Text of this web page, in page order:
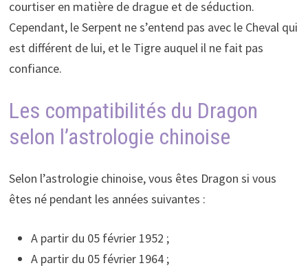
courtiser en matière de drague et de séduction.
Cependant, le Serpent ne s’entend pas avec le Cheval qui
est différent de lui, et le Tigre auquel il ne fait pas
confiance.
Les compatibilités du Dragon
selon l’astrologie chinoise
Selon l’astrologie chinoise, vous êtes Dragon si vous
êtes né pendant les années suivantes :
A partir du 05 février 1952 ;
A partir du 05 février 1964 ;